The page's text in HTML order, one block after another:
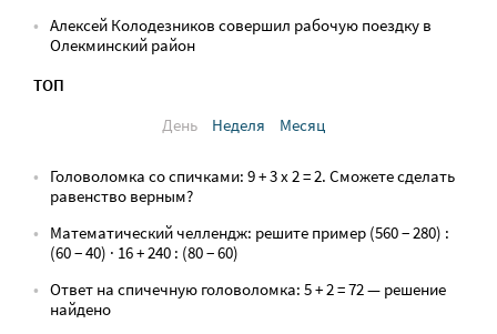
Алексей Колодезников совершил рабочую поездку в
Олекминский район
ТОП
День
Неделя Месяц
Головоломка со спичками: 9 + 3 х 2 = 2. Сможете сделать
равенство верным?
Математический челлендж: решите пример (560 − 280) :
(60 − 40) · 16 + 240 : (80 − 60)
Ответ на спичечную головоломка: 5 + 2 = 72 — решение
найдено